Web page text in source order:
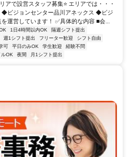
アで設営スタッフ募集⭐ エリアでは・・・
ビジョンセンター品川アネックス ◆ビジ
運営しています！ ✅具体的な内容 ■会...
1日4時間以内OK
隔週シフト提出
週1シフト提出 フリーター歓迎
シフト自由
可 平日のみOK 学生歓迎
経験不問
ルOK 夜間 月1シフト提出